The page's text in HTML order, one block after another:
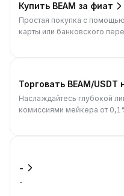
Купить BEAM за фиат
Простая покупка с
карты или банковского
Торговать BEAM/USDT
Наслаждайтесь глубокой
комиссиями мейкера от
-
-